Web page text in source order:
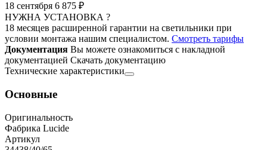
18 сентября 6 875 ₽
НУЖНА УСТАНОВКА ?
18 месяцев расширенной гарантии на светильники при
условии монтажа нашим специалистом. Смотреть тарифы
Документация Вы можете ознакомиться с накладной
документацией Скачать документацию
Технические характеристики
Основные
Оригинальность
Фабрика Lucide
Артикул